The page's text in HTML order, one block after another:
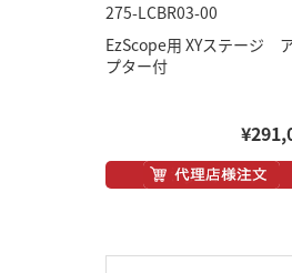
275-LCBR03-00
EzScope用 XYステージ
プター付